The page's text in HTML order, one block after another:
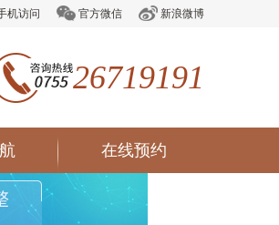
机访问 官方微信 新浪微博
26719191
在线预约